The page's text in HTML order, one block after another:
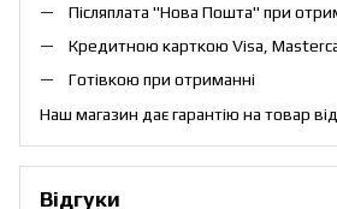
Післяплата "Нова Пошта" при
Кредитною карткою Visa,
Готівкою при отриманні
Наш магазин дає гарантію на товар
Відгуки